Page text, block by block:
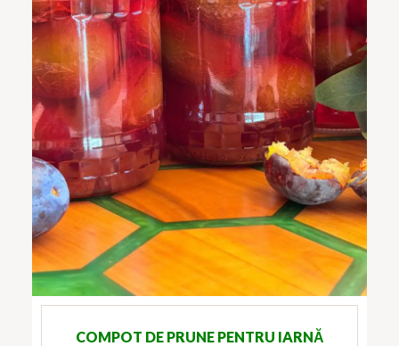
COMPOT DE PRUNE PENTRU IARNĂ